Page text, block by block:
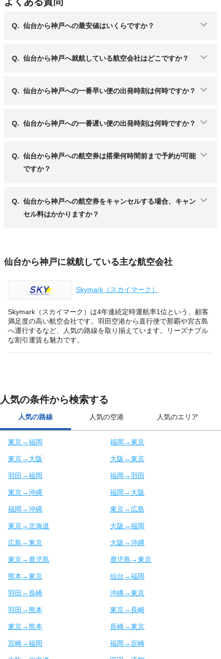
Q. 仙台から神戸への最安値はいくらですか？
Q. 仙台から神戸へ就航している航空会社はどこですか？
Q. 仙台から神戸への一番早い便の出発時刻は何時ですか？
Q. 仙台から神戸への一番遅い便の出発時刻は何時ですか？
Q. 仙台から神戸への航空券は搭乗何時間前まで予約が可能
ですか？
Q. 仙台から神戸への航空券をキャンセルする場合、キャン
セル料はかかりますか？
仙台から神戸に就航している主な航空会社
Skymark（スカイマーク）
Skymark（スカイマーク）は4年連続定時運航率1位という、顧客
満足度の高い航空会社です。羽田空港から直行便で那覇や宮古島
へ運行するなど、人気の路線を取り揃えています。リーズナブル
な割引運賃も魅力です。
人気の条件から検索する
人気の路線 人気の空港 人気のエリア
東京→福岡 福岡→東京
東京→大阪 大阪→東京
羽田→福岡 福岡→羽田
東京→沖縄 福岡→大阪
福岡→沖縄 東京→広島
東京→北海道 大阪→福岡
広島→東京 大阪→沖縄
東京→鹿児島 鹿児島→東京
熊本→東京 仙台→福岡
羽田→長崎 沖縄→東京
羽田→熊本 東京→長崎
東京→熊本 長崎→東京
宮崎→福岡 福岡→宮崎